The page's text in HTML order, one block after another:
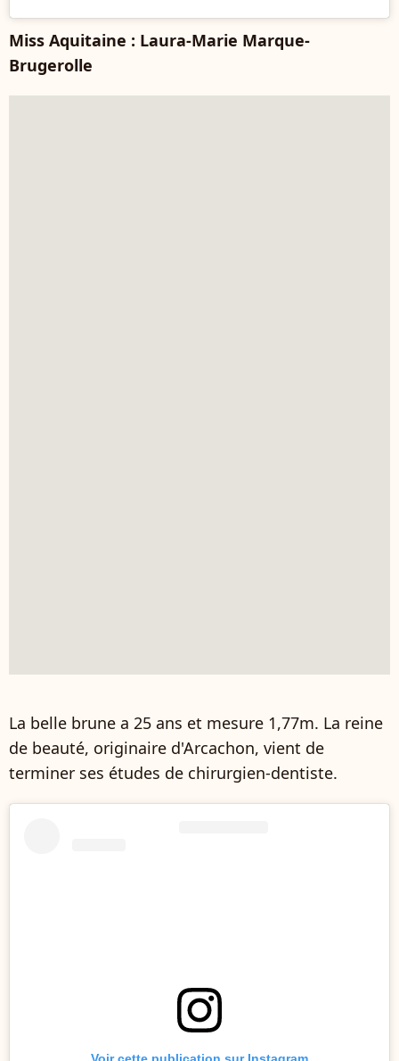
Miss Aquitaine : Laura-Marie Marque-
Brugerolle
La belle brune a 25 ans et mesure 1,77m. La reine
de beauté, originaire d'Arcachon, vient de
terminer ses études de chirurgien-dentiste.
Voir cette publication sur Instagram